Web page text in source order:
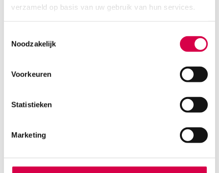
verzameld op basis van uw gebruik van hun services.
Noodzakelijk
Voorkeuren
Statistieken
Marketing
4.16